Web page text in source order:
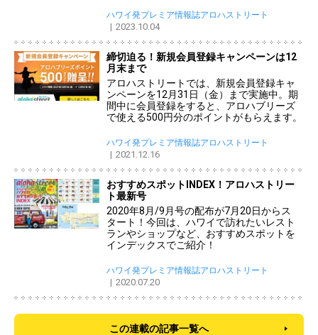
ハワイ発プレミア情報誌アロハストリート
2023.10.04
締切迫る！新規会員登録キャンペーンは12
月末まで
アロハストリートでは、新規会員登録キャ
ンペーンを12月31日（金）まで実施中。期
間中に会員登録をすると、アロハブリーズ
で使える500円分のポイントがもらえます。
ハワイ発プレミア情報誌アロハストリート
2021.12.16
おすすめスポットINDEX！アロハストリー
ト最新号
2020年8月/9月号の配布が7月20日からス
タート！今回は、ハワイで訪れたいレスト
ランやショップなど、おすすめスポットを
インデックスでご紹介！
ハワイ発プレミア情報誌アロハストリート
2020.07.20
この連載の記事一覧へ